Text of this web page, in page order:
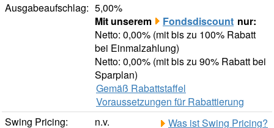
Ausgabeaufschlag: 5,00%
Mit unserem
Fondsdiscount nur:
Netto: 0,00% (mit bis zu 100% Rabatt
bei Einmalzahlung)
Netto: 0,00% (mit bis zu 90% Rabatt bei
Sparplan)
Gemäß Rabattstaffel
Voraussetzungen für Rabattierung
Swing Pricing:
n.v.
Was ist Swing Pricing?